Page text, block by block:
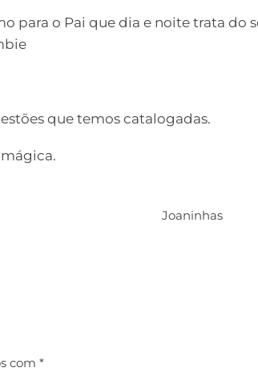
para o Pai que dia e noite trata do
que temos catalogadas.
Joaninhas
com *